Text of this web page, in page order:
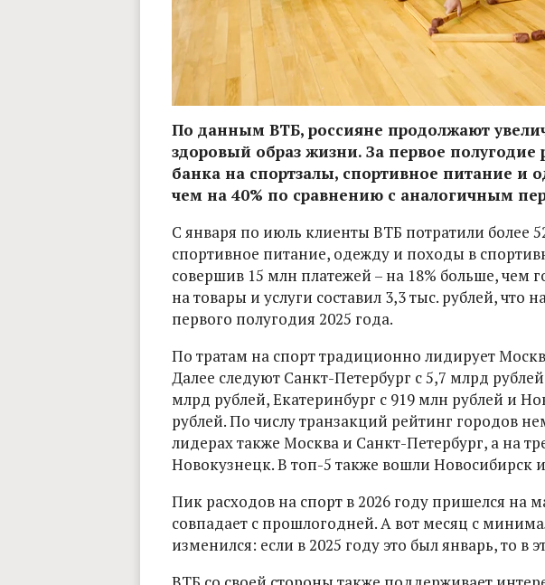
По данным ВТБ, россияне продолжают
здоровый образ жизни. За первое полугодие
банка на спортзалы, спортивное питание и
чем на 40% по сравнению с аналогичным
С января по июль клиенты ВТБ потратили более
спортивное питание, одежду и походы в
совершив 15 млн платежей – на 18% больше, чем
на товары и услуги составил 3,3 тыс. рублей, что
первого полугодия 2025 года.
По тратам на спорт традиционно лидирует
Далее следуют Санкт-Петербург с 5,7 млрд
млрд рублей, Екатеринбург с 919 млн рублей и
рублей. По числу транзакций рейтинг городов
лидерах также Москва и Санкт-Петербург, а на
Новокузнецк. В топ-5 также вошли Новосибирск
Пик расходов на спорт в 2026 году пришелся на
совпадает с прошлогодней. А вот месяц с
изменился: если в 2025 году это был январь, то в